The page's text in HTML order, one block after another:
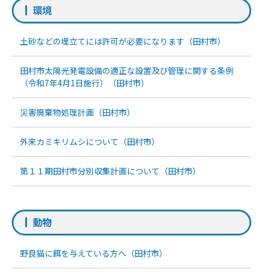
環境
土砂などの埋立てには許可が必要になります（田村市）
田村市太陽光発電設備の適正な設置及び管理に関する条例
（令和7年4月1日施行）（田村市）
災害廃棄物処理計画（田村市）
外来カミキリムシについて（田村市）
第１１期田村市分別収集計画について（田村市）
動物
野良猫に餌を与えている方へ（田村市）